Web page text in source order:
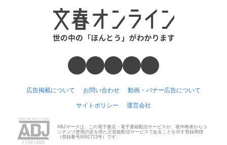
広告掲載について お問い合わせ 動画・バナー広告について
サイトポリシー 運営会社
ABJマークは、この電子書店・電子書籍配信サービスが、著作権者からコ
ンテンツ使用許諾を得た正規版配信サービスであることを示す登録商標
（登録番号6091713号）です。